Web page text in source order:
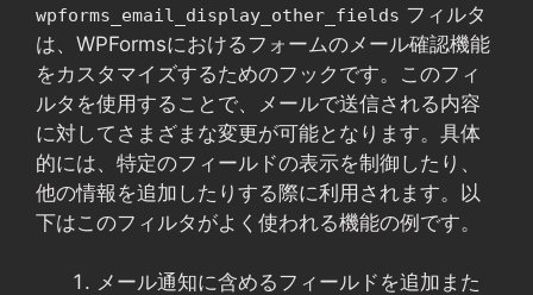
wpforms_email_display_other_fields フィルタ
は、WPFormsにおけるフォームのメール確認機能
をカスタマイズするためのフックです。このフィ
ルタを使用することで、メールで送信される内容
に対してさまざまな変更が可能となります。具体
的には、特定のフィールドの表示を制御したり、
他の情報を追加したりする際に利用されます。以
下はこのフィルタがよく使われる機能の例です。
メール通知に含めるフィールドを追加また